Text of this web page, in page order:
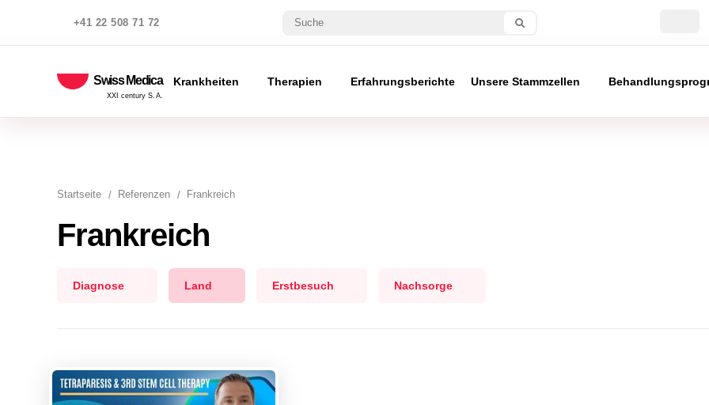
+41 22 508 71 72
Swiss Medica
XXI century S.A.
Krankheiten Therapien Erfahrungsberichte Unsere Stammzellen
Startseite Referenzen Frankreich
Frankreich
Diagnose Land Erstbesuch Nachsorge